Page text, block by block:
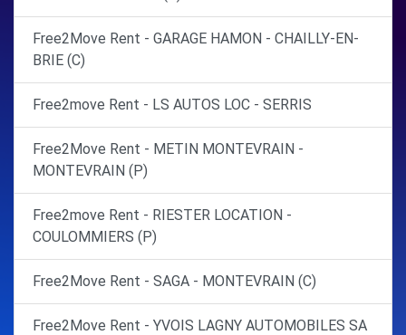
Free2Move Rent - GARAGE HAMON - CHAILLY-EN-
BRIE (C)
Free2move Rent - LS AUTOS LOC - SERRIS
Free2Move Rent - METIN MONTEVRAIN -
MONTEVRAIN (P)
Free2move Rent - RIESTER LOCATION -
COULOMMIERS (P)
Free2Move Rent - SAGA - MONTEVRAIN (C)
Free2Move Rent - YVOIS LAGNY AUTOMOBILES SA